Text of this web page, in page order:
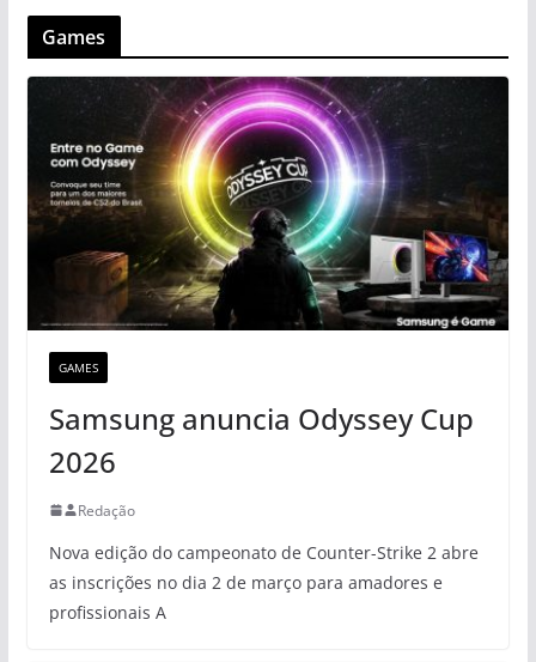
Games
GAMES
Samsung anuncia Odyssey Cup
2026
Redação
Nova edição do campeonato de Counter-Strike 2 abre
as inscrições no dia 2 de março para amadores e
profissionais A